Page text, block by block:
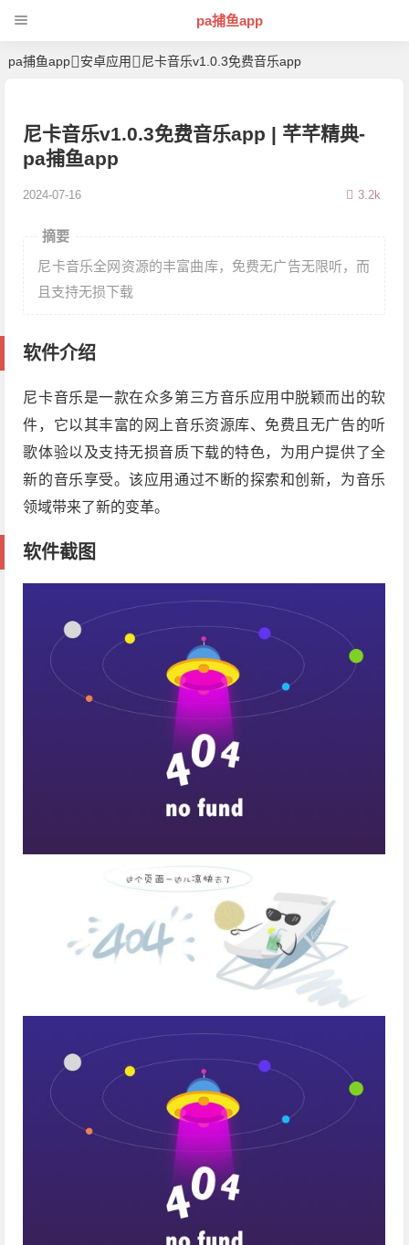
pa捕鱼app
pa捕鱼app 安卓应用 尼卡音乐v1.0.3免费音乐app
尼卡音乐v1.0.3免费音乐app | 芊芊精典-
pa捕鱼app
2024-07-16 3.2k
摘要
尼卡音乐全网资源的丰富曲库，免费无广告无限听，而
且支持无损下载
软件介绍
尼卡音乐是一款在众多第三方音乐应用中脱颖而出的软
件，它以其丰富的网上音乐资源库、免费且无广告的听
歌体验以及支持无损音质下载的特色，为用户提供了全
新的音乐享受。该应用通过不断的探索和创新，为音乐
领域带来了新的变革。
软件截图